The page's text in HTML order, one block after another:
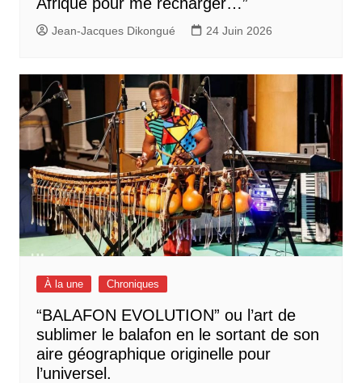
Jean-Jacques Dikongué 24 Juin 2026
À la une Chroniques
“BALAFON EVOLUTION” ou l’art de
sublimer le balafon en le sortant de son
aire géographique originelle pour
l’universel.